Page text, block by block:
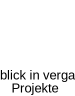
in
Projekte